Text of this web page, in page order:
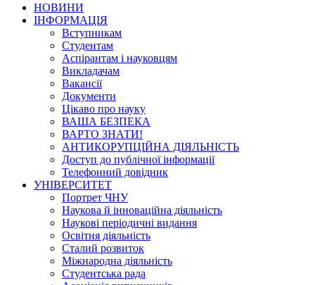
НОВИНИ
ІНФОРМАЦІЯ
Вступникам
Студентам
Аспірантам і науковцям
Викладачам
Вакансії
Документи
Цікаво про науку
ВАША БЕЗПЕКА
ВАРТО ЗНАТИ!
АНТИКОРУПЦІЙНА ДІЯЛЬНІСТЬ
Доступ до публічної інформації
Телефонний довідник
УНІВЕРСИТЕТ
Портрет ЧНУ
Наукова й інноваційна діяльність
Наукові періодичні видання
Освітня діяльність
Сталий розвиток
Міжнародна діяльність
Студентська рада